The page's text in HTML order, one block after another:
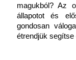
magukból? Az
állapotot és
gondosan
étrendjük